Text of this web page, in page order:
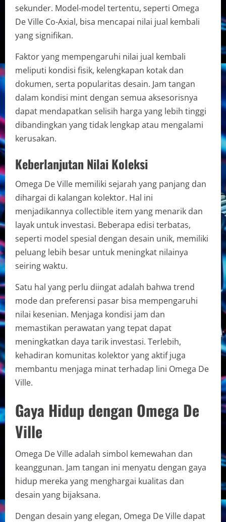
sekunder. Model-model tertentu, seperti Omega
De Ville Co-Axial, bisa mencapai nilai jual kembali
yang signifikan.
Faktor yang mempengaruhi nilai jual kembali
meliputi kondisi fisik, kelengkapan kotak dan
dokumen, serta popularitas desain. Jam tangan
dalam kondisi mint dengan semua aksesorisnya
dapat mendapatkan selisih harga yang lebih tinggi
dibandingkan yang tidak lengkap atau mengalami
kerusakan.
Keberlanjutan Nilai Koleksi
Omega De Ville memiliki sejarah yang panjang dan
dihargai di kalangan kolektor. Hal ini
menjadikannya collectible item yang menarik dan
layak untuk investasi. Beberapa edisi terbatas,
seperti model spesial dengan desain unik, memiliki
peluang lebih besar untuk meningkat nilainya
seiring waktu.
Satu hal yang perlu diingat adalah bahwa trend
mode dan preferensi pasar bisa mempengaruhi
nilai kesenian. Menjaga kondisi jam dan
memastikan perawatan yang tepat dapat
meningkatkan daya tarik investasi. Terlebih,
kehadiran komunitas kolektor yang aktif juga
membantu menjaga minat terhadap lini Omega De
Ville.
Gaya Hidup dengan Omega De
Ville
Omega De Ville adalah simbol kemewahan dan
keanggunan. Jam tangan ini menyatu dengan gaya
hidup mereka yang menghargai kualitas dan
desain yang bijaksana.
Dengan desain yang elegan, Omega De Ville dapat